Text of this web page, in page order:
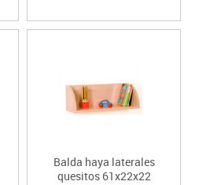
Balda haya laterales
quesitos 61x22x22